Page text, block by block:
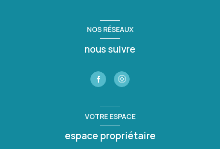
NOS RÉSEAUX
nous suivre
VOTRE ESPACE
espace propriétaire